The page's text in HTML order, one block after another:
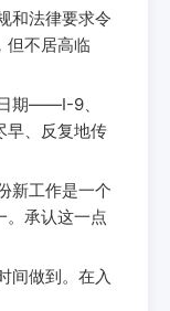
和法律要求令
但不居高临
期——I-9、
、反复地传
新工作是一个
。承认这一点
间做到。在入